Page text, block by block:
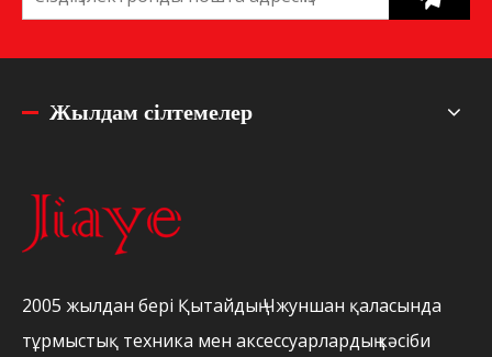
Жылдам сілтемелер
2005 жылдан бері Қытайдың Чжуншан қаласында
тұрмыстық техника мен аксессуарлардың кәсіби